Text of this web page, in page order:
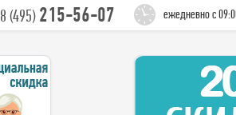
8 (495)215-56-07 ежедневно с